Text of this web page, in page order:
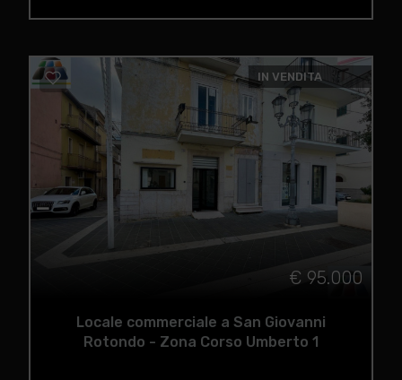
IN VENDITA
€ 95.000
Locale commerciale a San Giovanni
Rotondo - Zona Corso Umberto 1